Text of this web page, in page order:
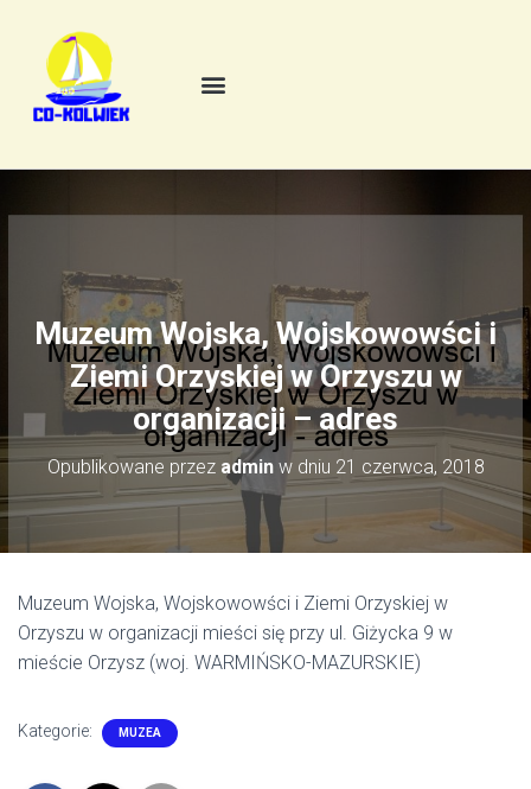
Muzeum Wojska, Wojskowowści i
Ziemi Orzyskiej w Orzyszu w
organizacji – adres
Opublikowane przez adminw dniu 21 czerwca, 2018
Muzeum Wojska, Wojskowowści i Ziemi Orzyskiej w
Orzyszu w organizacji mieści się przy ul. Giżycka 9 w
mieście Orzysz (woj. WARMIŃSKO-MAZURSKIE)
Kategorie: MUZEA